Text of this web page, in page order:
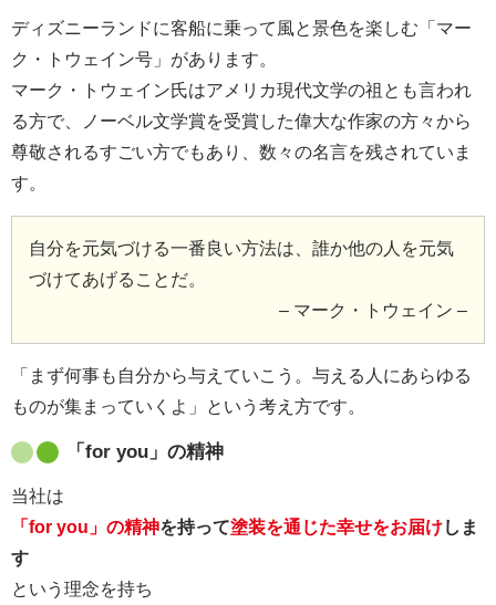
ディズニーランドに客船に乗って風と景色を楽しむ「マー
ク・トウェイン号」があります。
マーク・トウェイン氏はアメリカ現代文学の祖とも言われ
る方で、ノーベル文学賞を受賞した偉大な作家の方々から
尊敬されるすごい方でもあり、数々の名言を残されていま
す。
自分を元気づける一番良い方法は、誰か他の人を元気
づけてあげることだ。
– マーク・トウェイン –
「まず何事も自分から与えていこう。与える人にあらゆる
ものが集まっていくよ」という考え方です。
「for you」の精神
当社は
「for you」の精神を持って塗装を通じた幸せをお届けしま
す
という理念を持ち